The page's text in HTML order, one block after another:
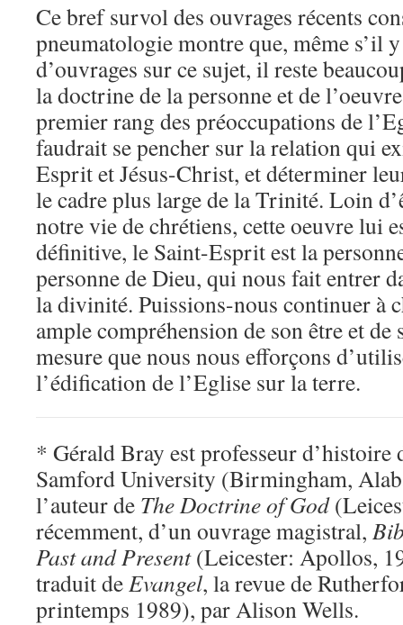
Ce bref survol des ouvrages récents
pneumatologie montre que, même s’il
d’ouvrages sur ce sujet, il reste
la doctrine de la personne et de
premier rang des préoccupations de
faudrait se pencher sur la relation qui
Esprit et Jésus-Christ, et déterminer
le cadre plus large de la Trinité. Loin
notre vie de chrétiens, cette oeuvre lui
définitive, le Saint-Esprit est la
personne de Dieu, qui nous fait entrer
la divinité. Puissions-nous continuer à
ample compréhension de son être et de
mesure que nous nous efforçons
l’édification de l’Eglise sur la terre.
* Gérald Bray est professeur d’histoire
Samford University (Birmingham,
l’auteur de The Doctrine of God
récemment, d’un ouvrage magistral,
Past and Present(Leicester: Apollos,
traduit deEvangel, la revue de
printemps 1989), par Alison Wells.